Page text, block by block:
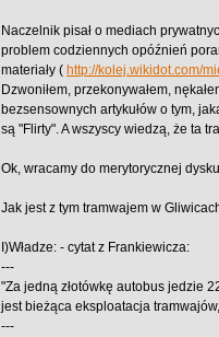
Naczelnik pisał o mediach
problem codziennych opóźnień
materiały ( http://kolej.wikidot.com/
Dzwoniłem, przekonywałem,
bezsensownych artykułów o tym,
są "Flirty". A wszyscy wiedzą, że ta
Ok, wracamy do merytorycznej
Jak jest z tym tramwajem w
I)Władze: - cytat z Frankiewicza:
---
"Za jedną złotówkę autobus jedzie
jest bieżąca eksploatacja tramwajów,
---